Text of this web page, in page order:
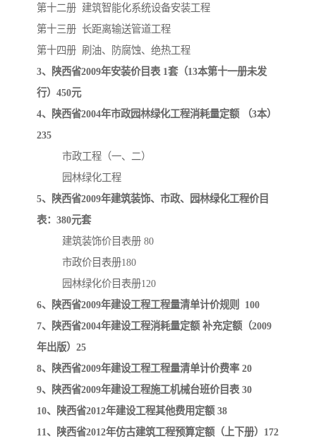
第十二册 建筑智能化系统设备安装工程
第十三册 长距离输送管道工程
第十四册 刷油、防腐蚀、绝热工程
3、陕西省2009年安装价目表 1套（13本第十一册未发
行）450元
4、陕西省2004年市政园林绿化工程消耗量定额 （3本）
235
市政工程（一、二）
园林绿化工程
5、陕西省2009年建筑装饰、市政、园林绿化工程价目
表：380元套
建筑装饰价目表册 80
市政价目表册180
园林绿化价目表册120
6、陕西省2009年建设工程工程量清单计价规则 100
7、陕西省2004年建设工程消耗量定额 补充定额（2009
年出版）25
8、陕西省2009年建设工程工程量清单计价费率 20
9、陕西省2009年建设工程施工机械台班价目表 30
10、陕西省2012年建设工程其他费用定额 38
11、陕西省2012年仿古建筑工程预算定额（上下册）172
云南省建设工程预算定额
陕西省水利工程概预算定 宁夏建设工程计价定额
天津建设工程预算定额
广东省水利水电概预算定
四川省清单计价定额 北京市建设工程消耗量定